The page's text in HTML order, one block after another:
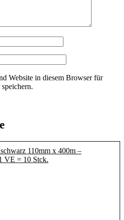
Website in diesem Browser für